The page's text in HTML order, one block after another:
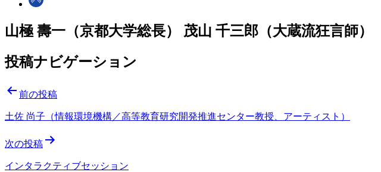
山極 壽一（京都大学総長） 茂山 千三郎（大蔵流狂言師）
投稿ナビゲーション
前の投稿
土佐 尚子（情報環境機構／高等教育研究開発推進センター教授、アーティスト）
次の投稿
インタラクティブセッション